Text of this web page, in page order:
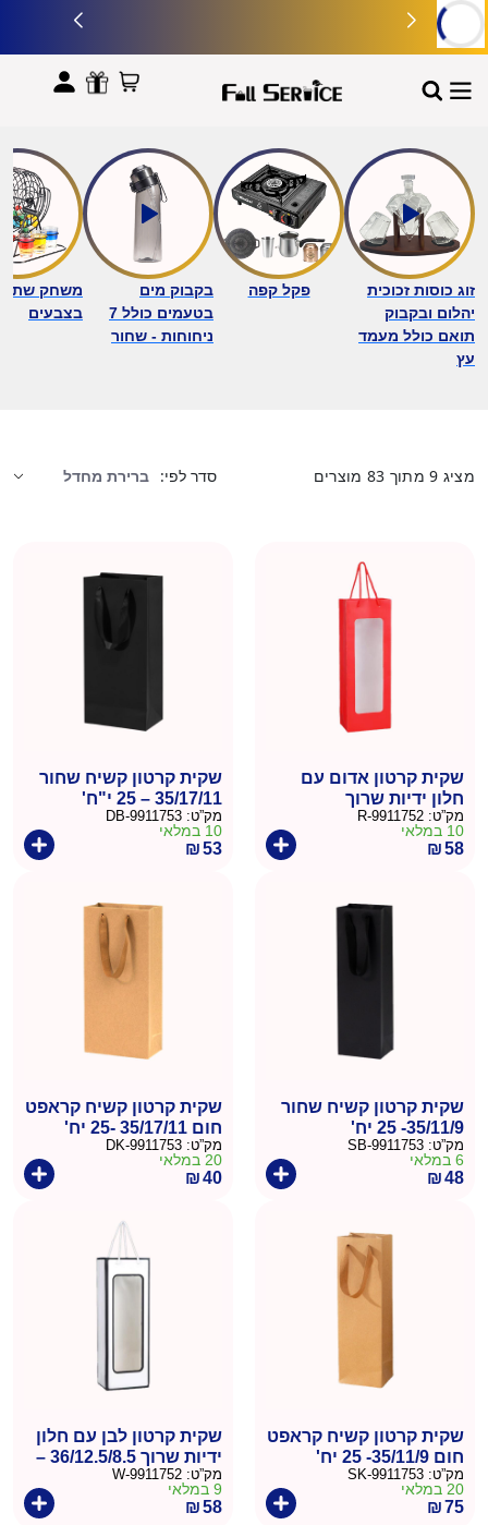
זוג כוסות זכוכית
יהלום ובקבוק
תואם כולל מעמד
עץ
פקל קפה
בקבוק מים
בטעמים כולל 7
ניחוחות - שחור
משחק שתייה
בצבעים
מציג 9מתוך 83מוצרים סדר לפי:
שקית קרטון אדום עם
חלון ידיות שרוך
36/12.5/8.5 – 10 יח'
מק”ט: 9911752-R
10 במלאי
₪58
שקית קרטון קשיח שחור
35/17/11 – 25 י"ח'
מק”ט: 9911753-DB
10 במלאי
₪53
שקית קרטון קשיח שחור
35/11/9- 25 יח'
מק”ט: 9911753-SB
6 במלאי
₪48
שקית קרטון קשיח קראפט
חום 35/17/11 -25 יח'
מק”ט: 9911753-DK
20 במלאי
₪40
שקית קרטון קשיח קראפט
חום 35/11/9- 25 יח'
מק”ט: 9911753-SK
20 במלאי
₪75
שקית קרטון לבן עם חלון
ידיות שרוך 36/12.5/8.5 –
10 יח'
מק”ט: 9911752-W
9 במלאי
₪58